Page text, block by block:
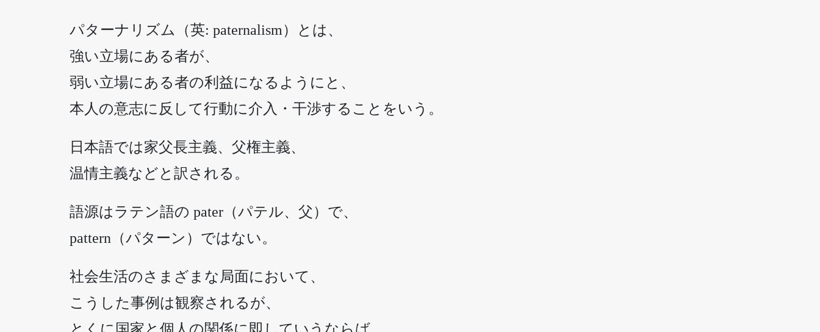
パターナリズム（英: paternalism）とは、
強い立場にある者が、
弱い立場にある者の利益になるようにと、
本人の意志に反して行動に介入・干渉することをいう。
日本語では家父長主義、父権主義、
温情主義などと訳される。
語源はラテン語の pater（パテル、父）で、
pattern（パターン）ではない。
社会生活のさまざまな局面において、
こうした事例は観察されるが、